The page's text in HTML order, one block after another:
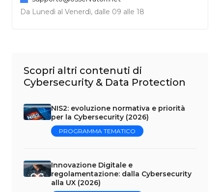
Da Lunedì al Venerdì, dalle 09 alle 18
Scopri altri contenuti di
Cybersecurity & Data Protection
NIS2: evoluzione normativa e priorità
per la Cybersecurity (2026)
PROGRAMMA TEMATICO
Innovazione Digitale e
regolamentazione: dalla Cybersecurity
alla UX (2026)